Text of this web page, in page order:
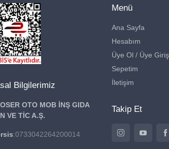
Bilgilerimiz
OTO MOB İNŞ GIDA
VE TİC A.Ş.
:0733042264200014
Menü
Ana Sayfa
Hesabım
Üye Ol / Üye
Sepetim
İletişim
Takip Et